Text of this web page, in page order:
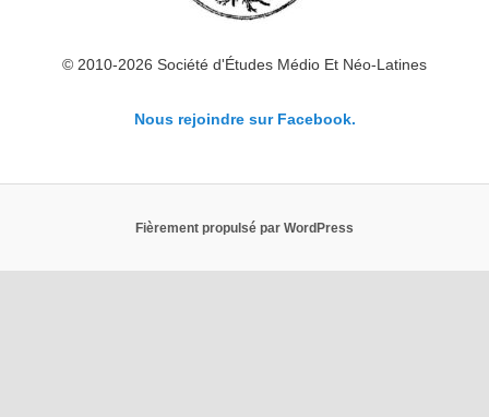
© 2010-2026 Société d'Études Médio Et Néo-Latines
Nous rejoindre sur Facebook.
Fièrement propulsé par WordPress